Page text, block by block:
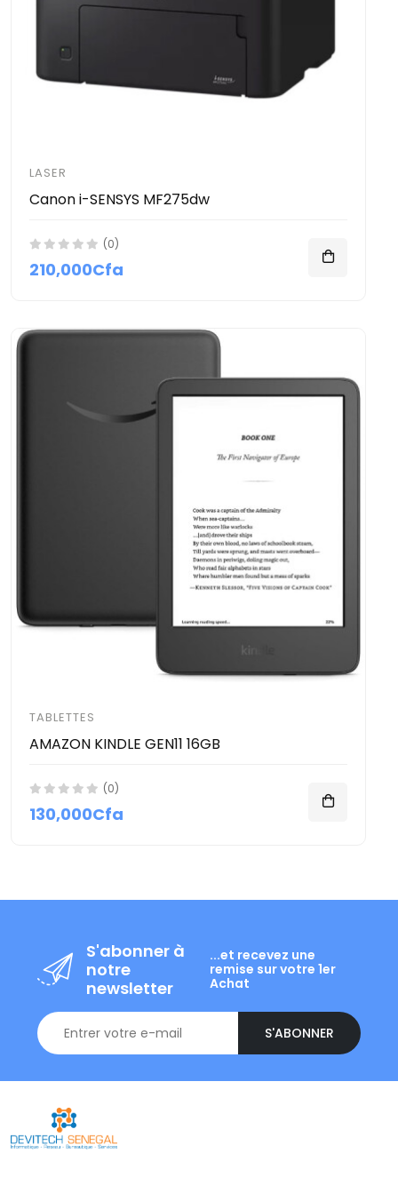
LASER
Canon i-SENSYS MF275dw
(0)
210,000Cfa
TABLETTES
AMAZON KINDLE GEN11 16GB
(0)
130,000Cfa
S'abonner à
notre
newsletter
...et recevez une
remise sur votre 1er
Achat
S'ABONNER